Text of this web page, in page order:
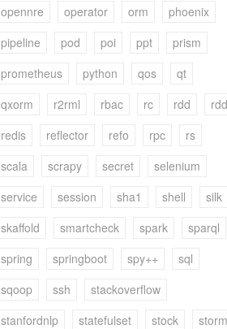
opennre
operator orm
phoenix
pipeline
pod poi ppt
prism
prometheus
python qos
qt
qxorm
r2rml rbac rc rdd
redis
reflector refo rpc
rs
scala
scrapy secret
selenium
service
session sha1 shell
silk
skaffold
smartcheck spark
sparql
spring
springboot spy++
sql
sqoop
ssh
stackoverflow
stanfordnlp
statefulset stock
storm